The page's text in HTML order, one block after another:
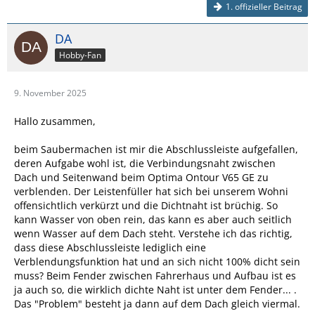
1. offizieller Beitrag
DA
Hobby-Fan
9. November 2025
Hallo zusammen,
beim Saubermachen ist mir die Abschlussleiste aufgefallen,
deren Aufgabe wohl ist, die Verbindungsnaht zwischen
Dach und Seitenwand beim Optima Ontour V65 GE zu
verblenden. Der Leistenfüller hat sich bei unserem Wohni
offensichtlich verkürzt und die Dichtnaht ist brüchig. So
kann Wasser von oben rein, das kann es aber auch seitlich
wenn Wasser auf dem Dach steht. Verstehe ich das richtig,
dass diese Abschlussleiste lediglich eine
Verblendungsfunktion hat und an sich nicht 100% dicht sein
muss? Beim Fender zwischen Fahrerhaus und Aufbau ist es
ja auch so, die wirklich dichte Naht ist unter dem Fender... .
Das "Problem" besteht ja dann auf dem Dach gleich viermal.